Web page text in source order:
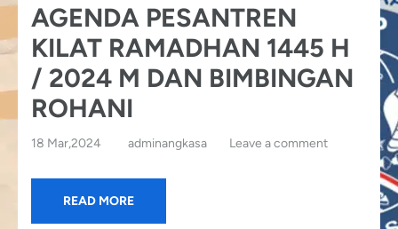
AGENDA PESANTREN
KILAT RAMADHAN 1445 H
/ 2024 M DAN BIMBINGAN
ROHANI
18 Mar,2024 adminangkasa Leave a comment
READ MORE